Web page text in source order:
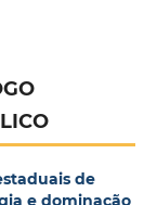
de
e dominação